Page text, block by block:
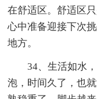
在舒适区。舒适区
心中准备迎接下次
地方。
34、生活如水，
泡，时间久了，也